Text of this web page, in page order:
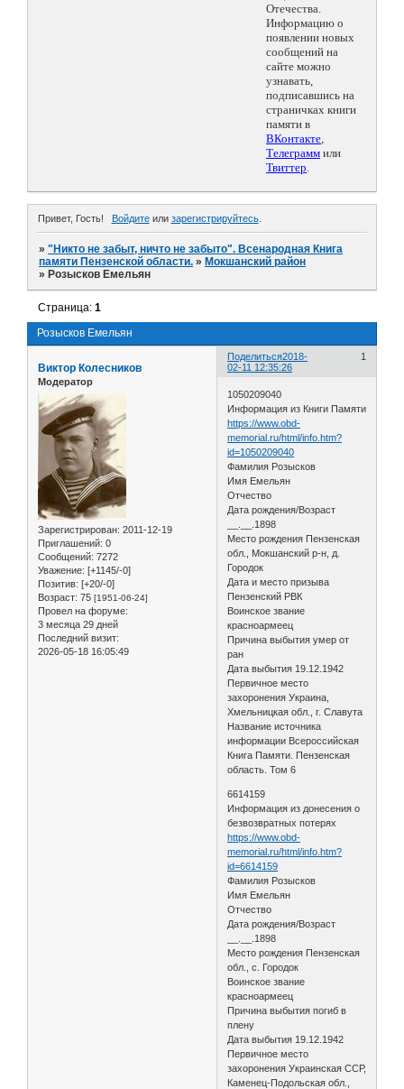
Отечества.
Информацию о
появлении новых
сообщений на
сайте можно
узнавать,
подписавшись на
страничках книги
памяти в
ВКонтакте,
Телеграмм или
Твиттер.
Привет, Гость! Войдитеили зарегистрируйтесь.
»"Никто не забыт, ничто не забыто". Всенародная Книга
памяти Пензенской области. » Мокшанский район
» Розысков Емельян
Розысков Емельян
Страница:1
Поделиться 1
2018-
02-11 12:35:26
Виктор Колесников
Модератор
Зарегистрирован: 2011-12-19
Приглашений: 0
Сообщений: 7272
Уважение: [+1145/-0]
Позитив: [+20/-0]
Возраст: 75 [1951-06-24]
Провел на форуме:
3 месяца 29 дней
Последний визит:
2026-05-18 16:05:49
1050209040
Информация из Книги Памяти
https://www.obd-
memorial.ru/html/info.htm?
id=1050209040
Фамилия Розысков
Имя Емельян
Отчество
Дата рождения/Возраст
__.__.1898
Место рождения Пензенская
обл., Мокшанский р-н, д.
Городок
Дата и место призыва
Пензенский РВК
Воинское звание
красноармеец
Причина выбытия умер от
ран
Дата выбытия 19.12.1942
Первичное место
захоронения Украина,
Хмельницкая обл., г. Славута
Название источника
информации Всероссийская
Книга Памяти. Пензенская
область. Том 6
6614159
Информация из донесения о
безвозвратных потерях
https://www.obd-
memorial.ru/html/info.htm?
id=6614159
Фамилия Розысков
Имя Емельян
Отчество
Дата рождения/Возраст
__.__.1898
Место рождения Пензенская
обл., с. Городок
Воинское звание
красноармеец
Причина выбытия погиб в
плену
Дата выбытия 19.12.1942
Первичное место
захоронения Украинская ССР,
Каменец-Подольская обл.,